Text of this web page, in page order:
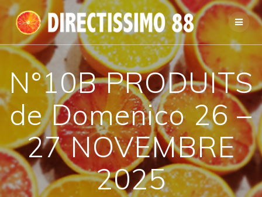
Passer
au
contenu
N°10B PRODUITS
de Domenico 26 –
27 NOVEMBRE
2025